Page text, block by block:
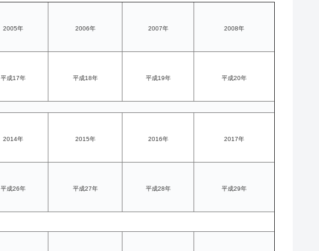
2005年 2006年 2007年 2008年
平成17年 平成18年 平成19年 平成20年
2014年 2015年 2016年 2017年
平成26年 平成27年 平成28年 平成29年